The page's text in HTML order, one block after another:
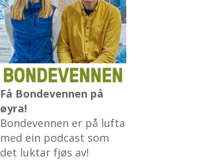
Få Bondevennen på
øyra!
Bondevennen er på lufta
med ein podcast som
det luktar fjøs av!